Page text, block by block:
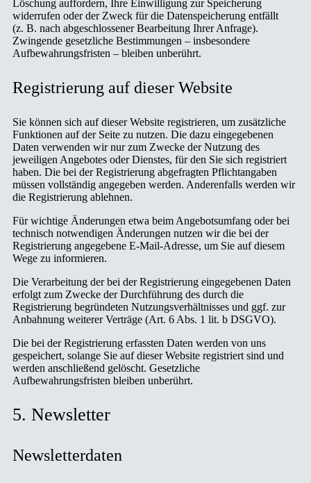
Löschung auffordern, Ihre Einwilligung zur Speicherung
widerrufen oder der Zweck für die Datenspeicherung entfällt
(z. B. nach abgeschlossener Bearbeitung Ihrer Anfrage).
Zwingende gesetzliche Bestimmungen – insbesondere
Aufbewahrungsfristen – bleiben unberührt.
Registrierung auf dieser Website
Sie können sich auf dieser Website registrieren, um zusätzliche
Funktionen auf der Seite zu nutzen. Die dazu eingegebenen
Daten verwenden wir nur zum Zwecke der Nutzung des
jeweiligen Angebotes oder Dienstes, für den Sie sich registriert
haben. Die bei der Registrierung abgefragten Pflichtangaben
müssen vollständig angegeben werden. Anderenfalls werden wir
die Registrierung ablehnen.
Für wichtige Änderungen etwa beim Angebotsumfang oder bei
technisch notwendigen Änderungen nutzen wir die bei der
Registrierung angegebene E-Mail-Adresse, um Sie auf diesem
Wege zu informieren.
Die Verarbeitung der bei der Registrierung eingegebenen Daten
erfolgt zum Zwecke der Durchführung des durch die
Registrierung begründeten Nutzungsverhältnisses und ggf. zur
Anbahnung weiterer Verträge (Art. 6 Abs. 1 lit. b DSGVO).
Die bei der Registrierung erfassten Daten werden von uns
gespeichert, solange Sie auf dieser Website registriert sind und
werden anschließend gelöscht. Gesetzliche
Aufbewahrungsfristen bleiben unberührt.
5. Newsletter
Newsletter­daten